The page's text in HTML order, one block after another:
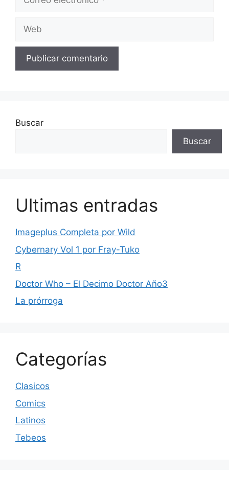
Web
Buscar
Buscar
Ultimas entradas
Imageplus Completa por Wild
Cybernary Vol 1 por Fray-Tuko
R
Doctor Who – El Decimo Doctor Año3
La prórroga
Categorías
Clasicos
Comics
Latinos
Tebeos